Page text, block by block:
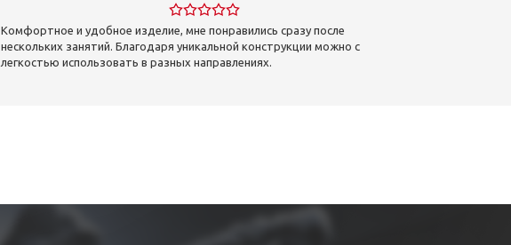
Комфортное и удобное изделие, мне понравились сразу после
нескольких занятий. Благодаря уникальной конструкции можно с
легкостью использовать в разных направлениях.